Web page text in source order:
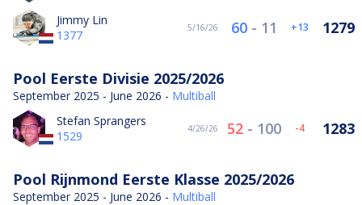
Jimmy Lin
1377
5/16/26 60 - 11 13 1279
Pool Eerste Divisie 2025/2026
September 2025 - June 2026 - Multiball
Stefan Sprangers
1529
4/26/26 52 - 100 -4 1283
Pool Rijnmond Eerste Klasse 2025/2026
September 2025 - June 2026 - Multiball